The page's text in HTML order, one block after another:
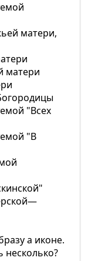
матери,
матери
"Всех
"В
а иконе.